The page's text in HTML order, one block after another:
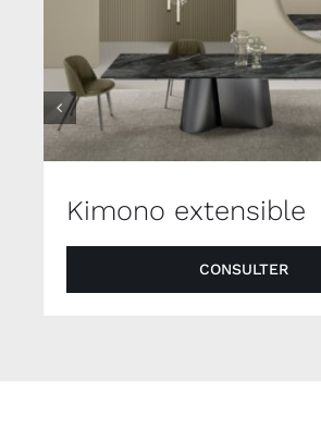
Kimono extensible
CONSULTER